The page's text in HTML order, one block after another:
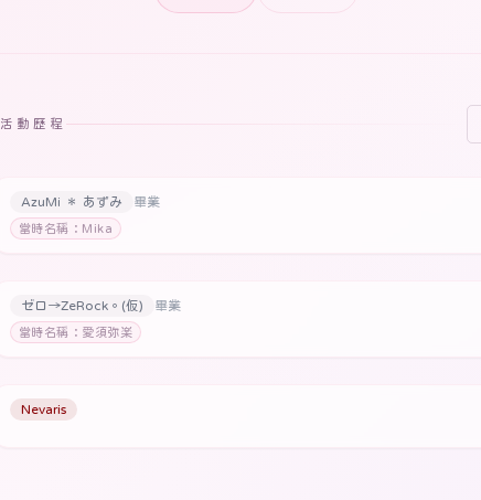
活動歷程
AzuMi ＊ あずみ
畢業
當時名稱：Mika
ゼロ→ZeRock。(仮)
畢業
當時名稱：愛須弥楽
Nevaris